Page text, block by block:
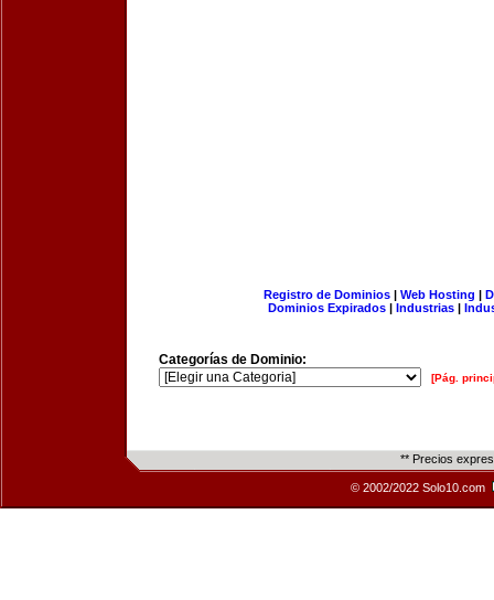
Registro de Dominios| Web Hosting |
Dominios Expirados | Industrias |
Categorías de Dominio:
[Pág.
** Precios
© 2002/2022 Solo10.com